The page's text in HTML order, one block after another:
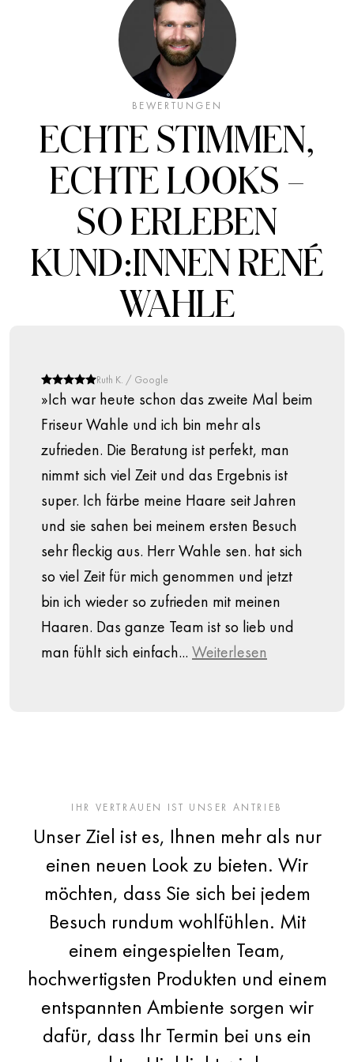
BEWERTUNGEN
ECHTE STIMMEN,
ECHTE LOOKS –
SO ERLEBEN
KUND:INNEN RENÉ
WAHLE
Ruth K. / Google
»Ich war heute schon das zweite Mal beim
Friseur Wahle und ich bin mehr als
zufrieden. Die Beratung ist perfekt, man
nimmt sich viel Zeit und das Ergebnis ist
super. Ich färbe meine Haare seit Jahren
und sie sahen bei meinem ersten Besuch
sehr fleckig aus. Herr Wahle sen. hat sich
so viel Zeit für mich genommen und jetzt
bin ich wieder so zufrieden mit meinen
Haaren. Das ganze Team ist so lieb und
man fühlt sich einfach... Weiterlesen
IHR VERTRAUEN IST UNSER ANTRIEB
Unser Ziel ist es, Ihnen mehr als nur
einen neuen Look zu bieten. Wir
möchten, dass Sie sich bei jedem
Besuch rundum wohlfühlen. Mit
einem eingespielten Team,
hochwertigsten Produkten und einem
entspannten Ambiente sorgen wir
dafür, dass Ihr Termin bei uns ein